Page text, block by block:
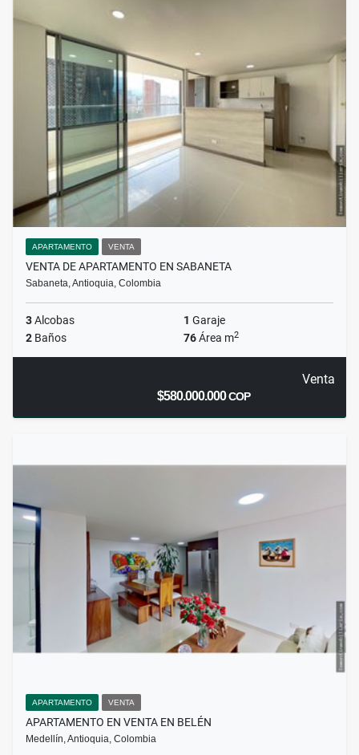
APARTAMENTO VENTA
VENTA DE APARTAMENTO EN SABANETA
Sabaneta, Antioquia, Colombia
3Alcobas 1 Garaje
2 Baños 76Área m2
Venta
$580.000.000COP
APARTAMENTO VENTA
APARTAMENTO EN VENTA EN BELÉN
Medellín, Antioquia, Colombia